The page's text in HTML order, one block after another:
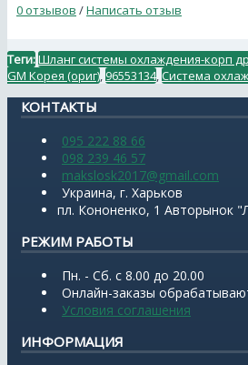
0 отзывов /Написать отзыв
Теги:Шланг системы охлаждения-корп
GM Корея (ориг) 96553134 Система
КОНТАКТЫ
095 222 88 66
098 239 46 57
makslosk2017@gmail.com
Украина, г. Харьков
пл. Кононенко, 1 Авторынок
РЕЖИМ РАБОТЫ
Пн. - Сб. с 8.00 до 20.00
Онлайн-заказы
Условия соглашения
ИНФОРМАЦИЯ